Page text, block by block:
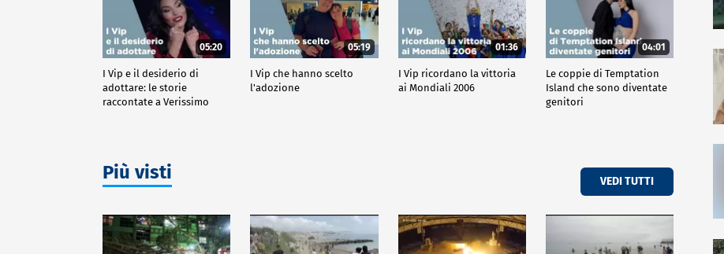
05:20
I Vip e il desiderio di
adottare: le storie
raccontate a Verissimo
05:19
I Vip che hanno scelto
l'adozione
01:36
I Vip ricordano la vittoria
ai Mondiali 2006
04:01
Le coppie di Temptation
Island che sono diventate
genitori
Più visti VEDI TUTTI